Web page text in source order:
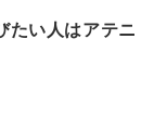
たい人はアテニ